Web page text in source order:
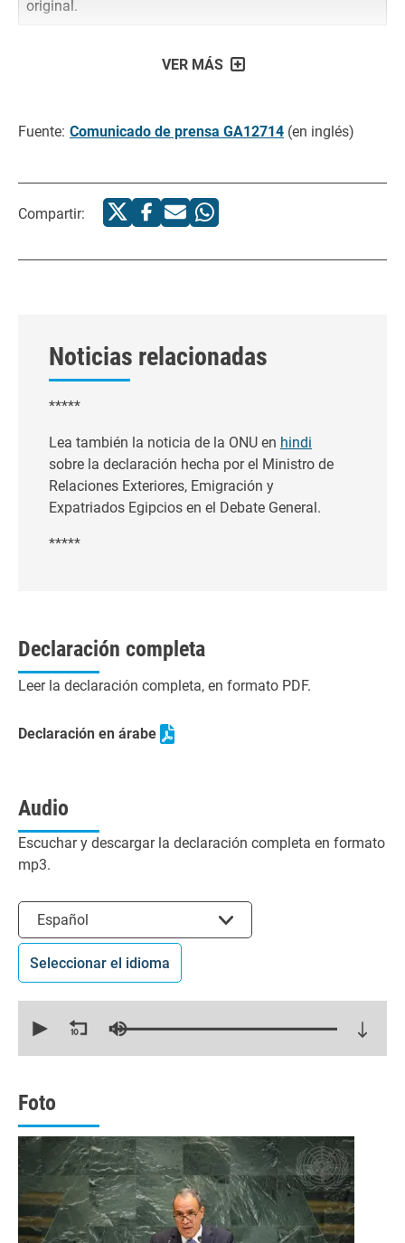
original.
VER MÁS
Fuente: Comunicado de prensa GA12714 (en inglés)
Compartir:
Noticias relacionadas
*****
Lea también la noticia de la ONU en hindi
sobre la declaración hecha por el Ministro de
Relaciones Exteriores, Emigración y
Expatriados Egipcios en el Debate General.
*****
Declaración completa
Leer la declaración completa, en formato PDF.
Declaración en árabe
Audio
Escuchar y descargar la declaración completa en formato
mp3.
Seleccionar el idioma
Español
Seleccionar el idioma
seconds
seconds
Foto